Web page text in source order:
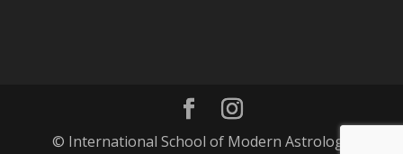
© International School of Modern Astrology